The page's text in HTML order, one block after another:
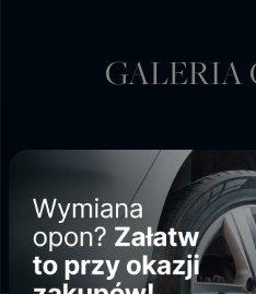
GALERIA
9:00 -
NIEDZIELA
10:00 -